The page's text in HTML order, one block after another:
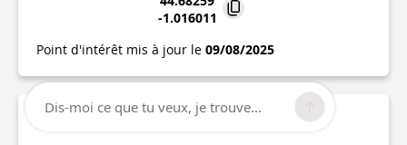
-1.016011
Point d'intérêt mis à jour le 09/08/2025
Dis-moi ce que tu veux, je trouve...